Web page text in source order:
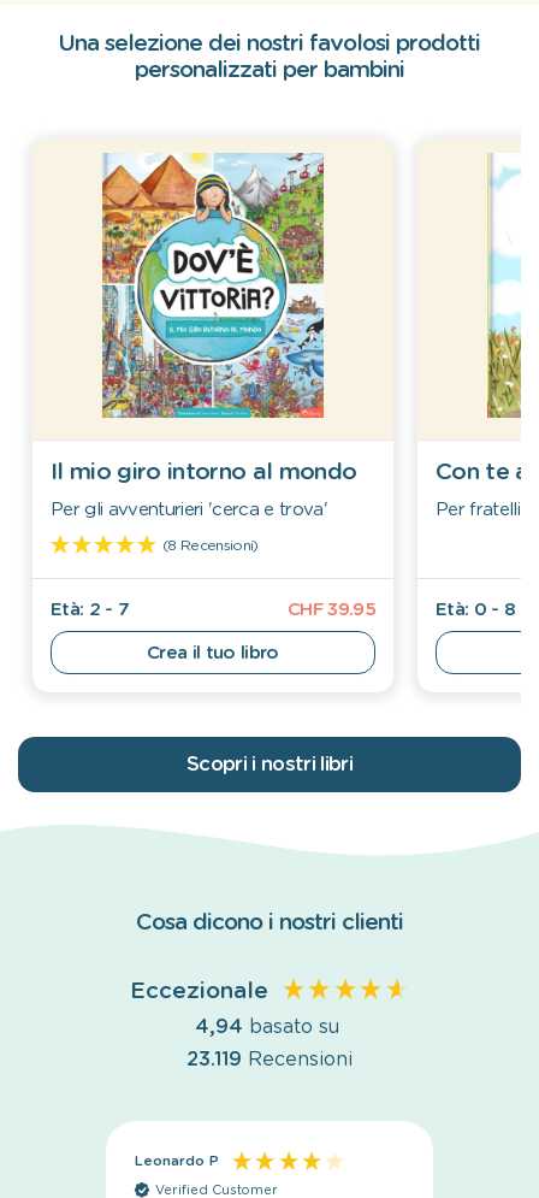
Una selezione dei nostri favolosi prodotti
personalizzati per bambini
Il mio giro intorno al mondo
Per gli avventurieri 'cerca e trova'
(8 Recensioni)
CHF 39.95
Età: 2 - 7
Crea il tuo libro
Con te
Per fratelli
Età: 0 - 8
Scopri i nostri libri
Cosa dicono i nostri clienti
Eccezionale
4,94 basato su
23.119 Recensioni
Leonardo P
Verified Customer